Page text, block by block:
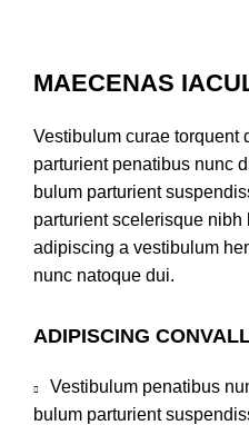
MAECENAS
Vestibulum curae torquent
parturient penatibus nunc
bulum parturient
parturient scelerisque
adipiscing a vestibulum
nunc natoque dui.
ADIPISCING
Vestibulum penatibus
bulum parturient